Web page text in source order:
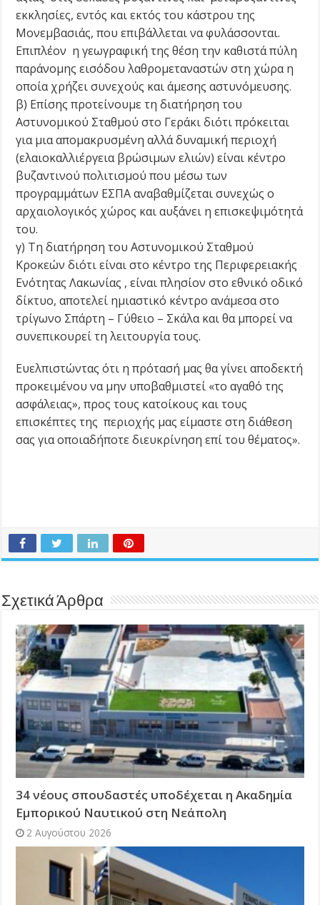
εκκλησίες, εντός και εκτός του κάστρου της
Μονεμβασιάς, που επιβάλλεται να φυλάσσονται.
Επιπλέον η γεωγραφική της θέση την καθιστά πύλη
παράνομης εισόδου λαθρομεταναστών στη χώρα η
οποία χρήζει συνεχούς και άμεσης αστυνόμευσης.
β) Επίσης προτείνουμε τη διατήρηση του
Αστυνομικού Σταθμού στο Γεράκι διότι πρόκειται
για μια απομακρυσμένη αλλά δυναμική περιοχή
(ελαιοκαλλιέργεια βρώσιμων ελιών) είναι κέντρο
βυζαντινού πολιτισμού που μέσω των
προγραμμάτων ΕΣΠΑ αναβαθμίζεται συνεχώς ο
αρχαιολογικός χώρος και αυξάνει η επισκεψιμότητά
του.
γ) Τη διατήρηση του Αστυνομικού Σταθμού
Κροκεών διότι είναι στο κέντρο της Περιφερειακής
Ενότητας Λακωνίας , είναι πλησίον στο εθνικό οδικό
δίκτυο, αποτελεί ημιαστικό κέντρο ανάμεσα στο
τρίγωνο Σπάρτη – Γύθειο – Σκάλα και θα μπορεί να
συνεπικουρεί τη λειτουργία τους.
Ευελπιστώντας ότι η πρότασή μας θα γίνει αποδεκτή
προκειμένου να μην υποβαθμιστεί «το αγαθό της
ασφάλειας», προς τους κατοίκους και τους
επισκέπτες της περιοχής μας είμαστε στη διάθεση
σας για οποιαδήποτε διευκρίνηση επί του θέματος».
Σχετικά Άρθρα
34 νέους σπουδαστές υποδέχεται η Ακαδημία
Εμπορικού Ναυτικού στη Νεάπολη
2 Αυγούστου 2026